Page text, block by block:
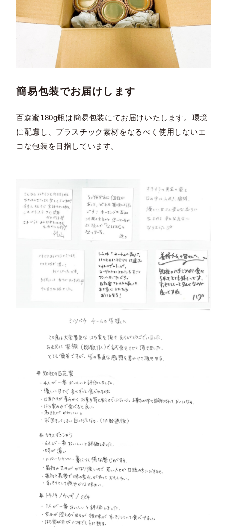
簡易包装でお届けします
百森蜜180g瓶は簡易包装にてお届けいたします。環境
に配慮し、プラスチック素材をなるべく使用しないエ
コな包装を目指しています。